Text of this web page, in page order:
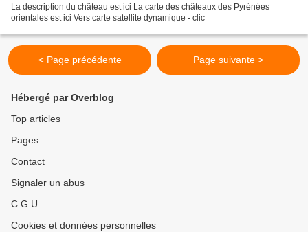
La description du château est ici La carte des châteaux des Pyrénées
orientales est ici Vers carte satellite dynamique - clic
< Page précédente Page suivante >
Hébergé par Overblog
Top articles
Pages
Contact
Signaler un abus
C.G.U.
Cookies et données personnelles